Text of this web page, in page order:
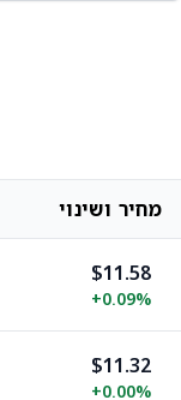
מחיר ושינוי
$11.58
+0.09%
$11.32
+0.00%